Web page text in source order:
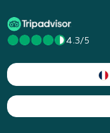
4.3/5